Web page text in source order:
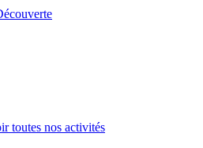
toutes nos activités